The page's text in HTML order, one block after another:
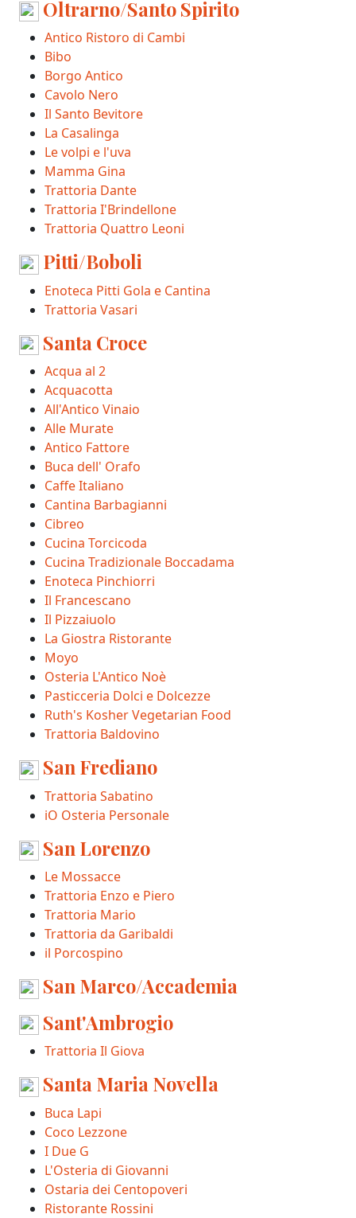
Oltrarno/Santo Spirito
Antico Ristoro di Cambi
Bibo
Borgo Antico
Cavolo Nero
Il Santo Bevitore
La Casalinga
Le volpi e l'uva
Mamma Gina
Trattoria Dante
Trattoria I'Brindellone
Trattoria Quattro Leoni
Pitti/Boboli
Enoteca Pitti Gola e Cantina
Trattoria Vasari
Santa Croce
Acqua al 2
Acquacotta
All'Antico Vinaio
Alle Murate
Antico Fattore
Buca dell' Orafo
Caffe Italiano
Cantina Barbagianni
Cibreo
Cucina Torcicoda
Cucina Tradizionale Boccadama
Enoteca Pinchiorri
Il Francescano
Il Pizzaiuolo
La Giostra Ristorante
Moyo
Osteria L'Antico Noè
Pasticceria Dolci e Dolcezze
Ruth's Kosher Vegetarian Food
Trattoria Baldovino
San Frediano
Trattoria Sabatino
iO Osteria Personale
San Lorenzo
Le Mossacce
Trattoria Enzo e Piero
Trattoria Mario
Trattoria da Garibaldi
il Porcospino
San Marco/Accademia
Sant'Ambrogio
Trattoria Il Giova
Santa Maria Novella
Buca Lapi
Coco Lezzone
I Due G
L'Osteria di Giovanni
Ostaria dei Centopoveri
Ristorante Rossini